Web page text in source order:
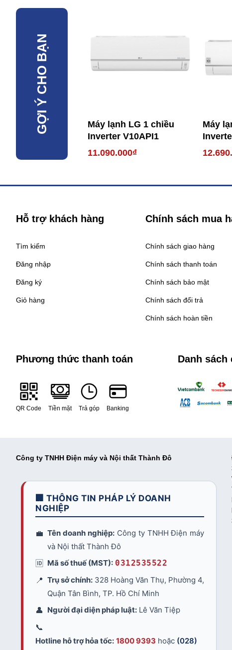
GỢI Ý CHO BẠN
Máy lạnh LG 1 chiều
Inverter V10API1
11.090.000₫
Máy
Hỗ trợ khách hàng
Tìm kiếm
Đăng nhập
Đăng ký
Giỏ hàng
Chính sách mua
Chính sách giao hàng
Chính sách thanh toán
Chính sách bảo mật
Chính sách đổi trả
Chính sách hoàn tiền
Phương thức thanh toán
QR Code Tiền mặt Trả góp Banking
Danh sách
Công ty TNHH Điện máy và Nội thất Thành Đô
🏢 THÔNG TIN PHÁP LÝ DOANH
NGHIỆP
💼 Tên doanh nghiệp:Công ty TNHH Điện máy
và Nội thất Thành Đô
🆔 Mã số thuế (MST): 0312535522
📍 Trụ sở chính: 328 Hoàng Văn Thụ, Phường 4,
Quận Tân Bình, TP. Hồ Chí Minh
👤 Người đại diện pháp luật: Lê Văn Tiệp
📞
Hotline hỗ trợ hỏa tốc: 1800 9393 hoặc (028)